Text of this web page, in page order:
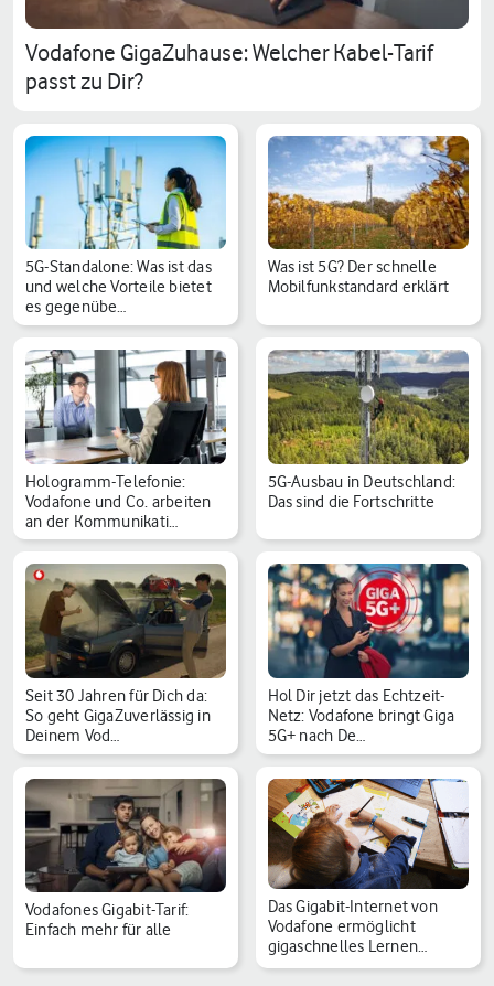
Vodafone GigaZuhause: Welcher Kabel-Tarif
passt zu Dir?
5G-Standalone: Was ist das
und welche Vorteile bietet
es gegenübe…
Was ist 5G? Der schnelle
Mobilfunkstandard erklärt
Hologramm-Telefonie:
Vodafone und Co. arbeiten
an der Kommunikati…
5G-Ausbau in Deutschland:
Das sind die Fortschritte
Seit 30 Jahren für Dich da:
So geht GigaZuverlässig in
Deinem Vod…
Hol Dir jetzt das Echtzeit-
Netz: Vodafone bringt Giga
5G+ nach De…
Vodafones Gigabit-Tarif:
Einfach mehr für alle
Das Gigabit-Internet von
Vodafone ermöglicht
gigaschnelles Lernen…